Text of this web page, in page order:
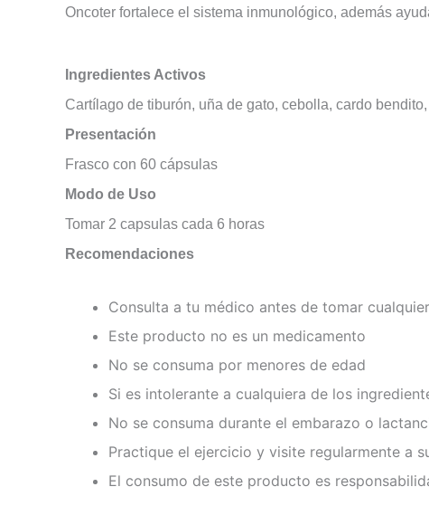
Oncoter fortalece el sistema inmunológico, además
Ingredientes Activos
Cartílago de tiburón, uña de gato, cebolla, cardo bendito,
Presentación
Frasco con 60 cápsulas
Modo de Uso
Tomar 2 capsulas cada 6 horas
Recomendaciones
Consulta a tu médico antes de tomar
Este producto no es un medicamento
No se consuma por menores de edad
Si es intolerante a cualquiera de los
No se consuma durante el embarazo o
Practique el ejercicio y visite regularmente a
El consumo de este producto es